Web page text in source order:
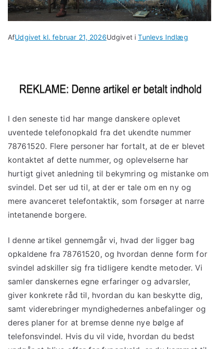
AfUdgivet kl.februar 21, 2026Udgivet iTunlevs Indlæg
I den seneste tid har mange danskere oplevet
uventede telefonopkald fra det ukendte nummer
78761520. Flere personer har fortalt, at de er blevet
kontaktet af dette nummer, og oplevelserne har
hurtigt givet anledning til bekymring og mistanke om
svindel. Det ser ud til, at der er tale om en ny og
mere avanceret telefontaktik, som forsøger at narre
intetanende borgere.
I denne artikel gennemgår vi, hvad der ligger bag
opkaldene fra 78761520, og hvordan denne form for
svindel adskiller sig fra tidligere kendte metoder. Vi
samler danskernes egne erfaringer og advarsler,
giver konkrete råd til, hvordan du kan beskytte dig,
samt viderebringer myndighedernes anbefalinger og
deres planer for at bremse denne nye bølge af
telefonsvindel. Hvis du vil vide, hvordan du bedst